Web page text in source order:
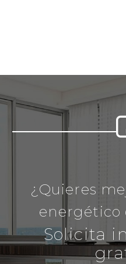
¿Quieres
energético
Solicita